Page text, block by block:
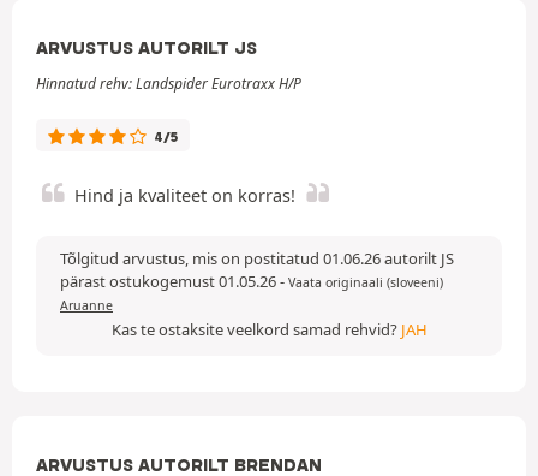
ARVUSTUS AUTORILT JS
Hinnatud rehv: Landspider Eurotraxx H/P
4/5
Hind ja kvaliteet on korras!
Tõlgitud arvustus, mis on postitatud 01.06.26 autorilt JS
pärast ostukogemust 01.05.26- Vaata originaali (sloveeni)
Aruanne
Kas te ostaksite veelkord samad rehvid? JAH
ARVUSTUS AUTORILT BRENDAN